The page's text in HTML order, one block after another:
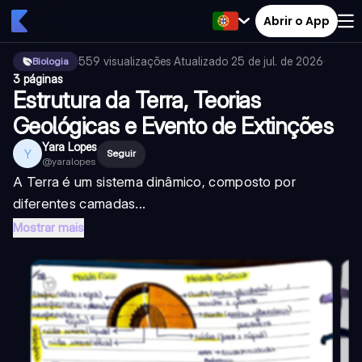
Abrir o App
Biologia 559 visualizações·Atualizado 25 de jul. de 2026·
3 páginas
Estrutura da Terra, Teorias
Geológicas e Evento de Extinções
Y Yara Lopes
@yaralopes
Seguir
A Terra é um sistema dinâmico, composto por
diferentes camadas...
Mostrar mais